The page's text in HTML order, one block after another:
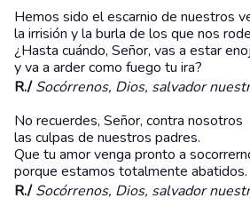
Hemos sido el escarnio de nuestros
la irrisión y la burla de los que nos
¿Hasta cuándo, Señor, vas a estar
y va a arder como fuego tu ira?
R./Socórrenos, Dios, salvador
No recuerdes, Señor, contra nosotros
las culpas de nuestros padres.
Que tu amor venga pronto a
porque estamos totalmente abatidos.
R./Socórrenos, Dios, salvador